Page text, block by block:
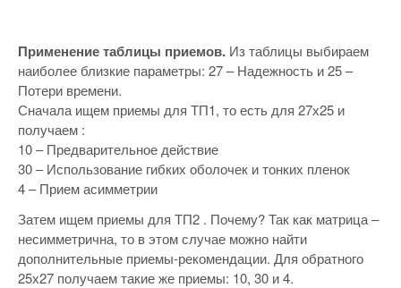
Применение таблицы приемов. Из таблицы выбираем
наиболее близкие параметры: 27 – Надежность и 25 –
Потери времени.
Сначала ищем приемы для ТП1, то есть для 27х25 и
получаем :
10 – Предварительное действие
30 – Использование гибких оболочек и тонких пленок
4 – Прием асимметрии
Затем ищем приемы для ТП2 . Почему? Так как матрица –
несимметрична, то в этом случае можно найти
дополнительные приемы-рекомендации. Для обратного
25х27 получаем такие же приемы: 10, 30 и 4.